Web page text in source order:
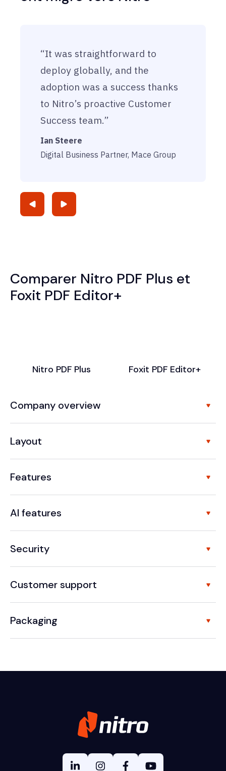
“It was straightforward to
deploy globally, and the
adoption was a success thanks
to Nitro’s proactive Customer
Success team.”
Ian Steere
Digital Business Partner, Mace Group
Comparer Nitro PDF Plus et
Foxit PDF Editor+
Nitro PDF Plus Foxit PDF Editor+
Company overview
Layout
Features
AI features
Security
Customer support
Packaging